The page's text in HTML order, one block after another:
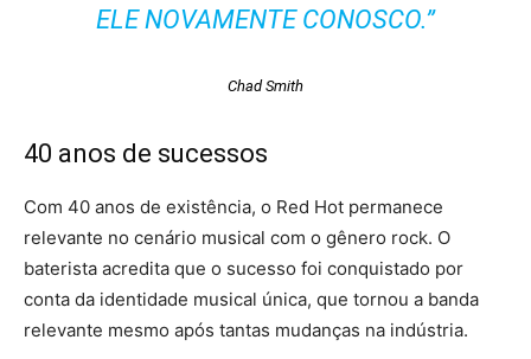
ELE NOVAMENTE CONOSCO.”
Chad Smith
40 anos de sucessos
Com 40 anos de existência, o Red Hot permanece
relevante no cenário musical com o gênero rock. O
baterista acredita que o sucesso foi conquistado por
conta da identidade musical única, que tornou a banda
relevante mesmo após tantas mudanças na indústria.